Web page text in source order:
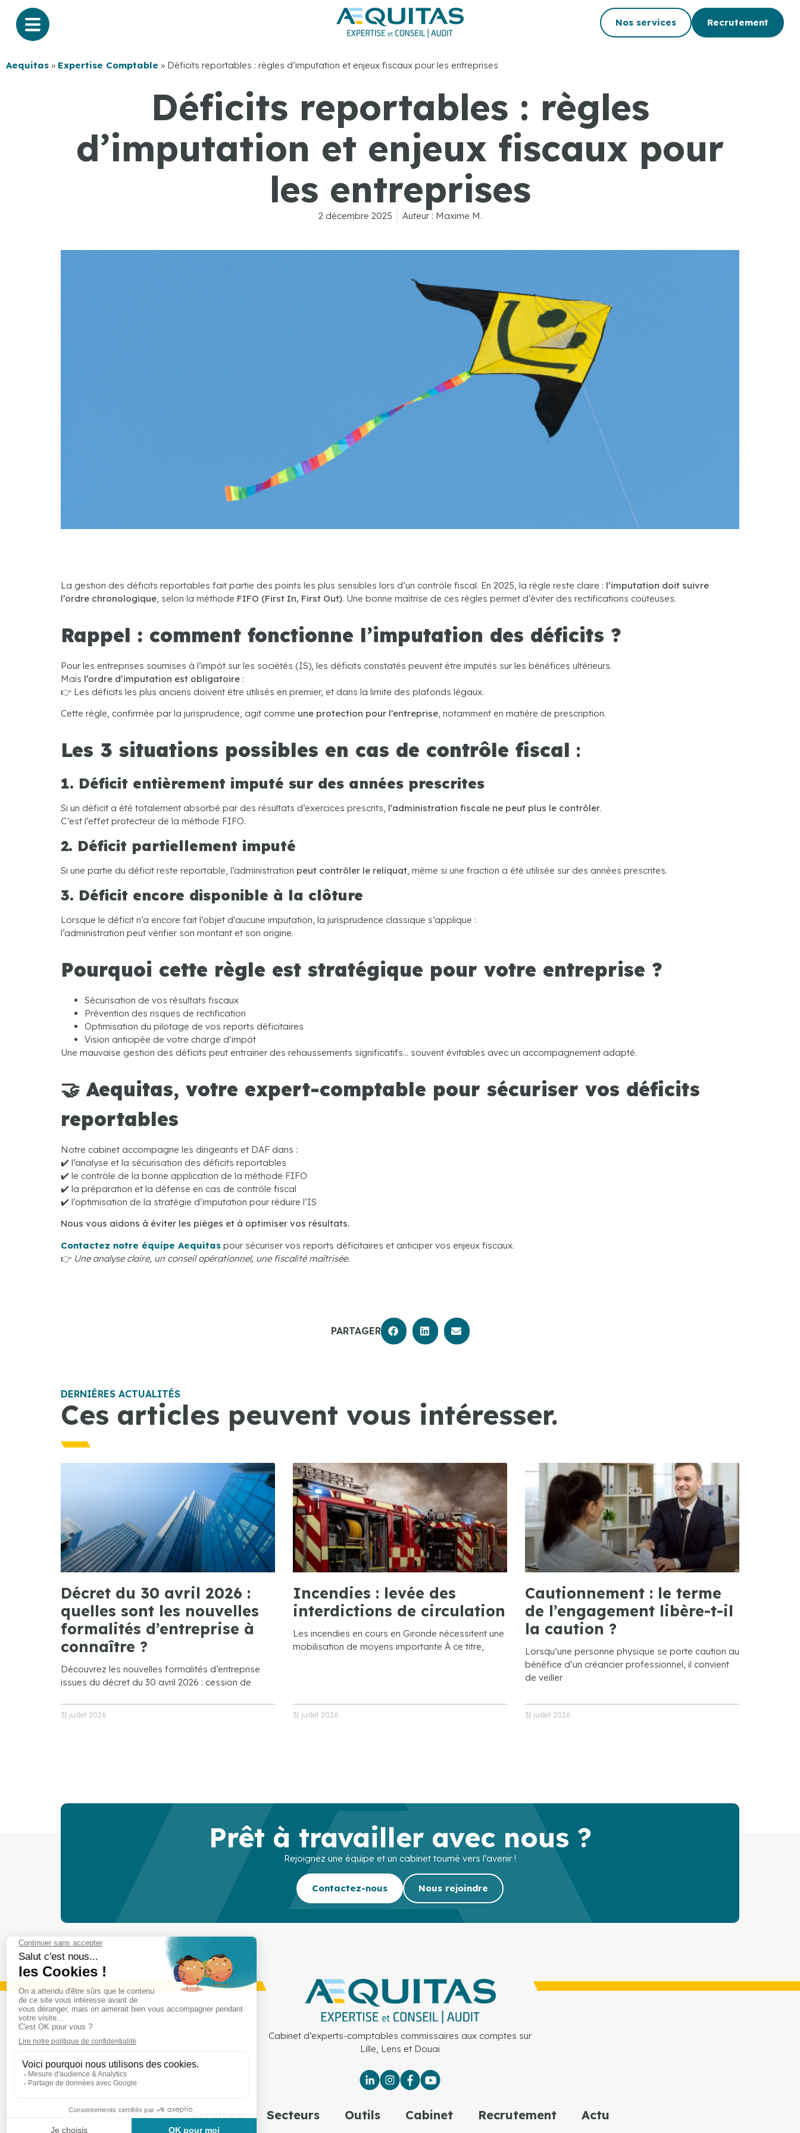
Nos services Recrutement
Aequitas » Expertise Comptable » Déficits reportables : règles d’imputation et enjeux fiscaux pour les entreprises
Déficits reportables : règles
d’imputation et enjeux fiscaux pour
les entreprises
2 décembre 2025 Auteur : Maxime M.
La gestion des déficits reportables fait partie des points les plus sensibles lors d’un contrôle fiscal. En 2025, la règle reste claire : l’imputation doit suivre
l’ordre chronologique , selon la méthode FIFO (First In, First Out). Une bonne maîtrise de ces règles permet d’éviter des rectifications coûteuses.
Rappel : comment fonctionne l’imputation des déficits ?
Pour les entreprises soumises à l’impôt sur les sociétés (IS), les déficits constatés peuvent être imputés sur les bénéfices ultérieurs.
Mais l’ordre d’imputation est obligatoire :
👉 Les déficits les plus anciens doivent être utilisés en premier, et dans la limite des plafonds légaux.
Cette règle, confirmée par la jurisprudence, agit comme une protection pour l’entreprise, notamment en matière de prescription.
Les 3 situations possibles en cas de contrôle fiscal :
1. Déficit entièrement imputé sur des années prescrites
Si un déficit a été totalement absorbé par des résultats d’exercices prescrits, l’administration fiscale ne peut plus le contrôler.
C’est l’effet protecteur de la méthode FIFO.
2. Déficit partiellement imputé
Si une partie du déficit reste reportable, l’administration peut contrôler le reliquat, même si une fraction a été utilisée sur des années prescrites.
3. Déficit encore disponible à la clôture
Lorsque le déficit n’a encore fait l’objet d’aucune imputation, la jurisprudence classique s’applique :
l’administration peut vérifier son montant et son origine.
Pourquoi cette règle est stratégique pour votre entreprise ?
Sécurisation de vos résultats fiscaux
Prévention des risques de rectification
Optimisation du pilotage de vos reports déficitaires
Vision anticipée de votre charge d’impôt
Une mauvaise gestion des déficits peut entraîner des rehaussements significatifs… souvent évitables avec un accompagnement adapté.
🤝 Aequitas, votre expert-comptable pour sécuriser vos déficits
reportables
Notre cabinet accompagne les dirigeants et DAF dans :
✔️ l’analyse et la sécurisation des déficits reportables
✔️ le contrôle de la bonne application de la méthode FIFO
✔️ la préparation et la défense en cas de contrôle fiscal
✔️ l’optimisation de la stratégie d’imputation pour réduire l’IS
Nous vous aidons à éviter les pièges et à optimiser vos résultats.
Contactez notre équipe Aequitas pour sécuriser vos reports déficitaires et anticiper vos enjeux fiscaux.
👉 Une analyse claire, un conseil opérationnel, une fiscalité maîtrisée.
PARTAGER
DERNIÈRES ACTUALITÉS
Ces articles peuvent vous intéresser.
Décret du 30 avril 2026 :
quelles sont les nouvelles
formalités d’entreprise à
connaître ?
Découvrez les nouvelles formalités d’entreprise
issues du décret du 30 avril 2026 : cession de
31 juillet 2026
Incendies : levée des
interdictions de circulation
Les incendies en cours en Gironde nécessitent une
mobilisation de moyens importante À ce titre,
31 juillet 2026
Cautionnement : le terme
de l’engagement libère-t-il
la caution ?
Lorsqu’une personne physique se porte caution au
bénéfice d’un créancier professionnel, il convient
de veiller
31 juillet 2026
Prêt à travailler avec nous ?
Rejoignez une équipe et un cabinet tourné vers l’avenir !
Contactez-nous Nous rejoindre
Cabinet d’experts-comptables commissaires aux comptes sur
Lille, Lens et Douai
Services Secteurs Outils Cabinet Recrutement Actu